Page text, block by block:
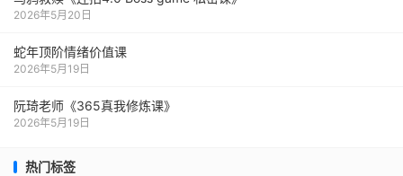
2026年5月20日
蛇年顶阶情绪价值课
2026年5月19日
阮琦老师《365真我修炼课》
2026年5月19日
热门标签